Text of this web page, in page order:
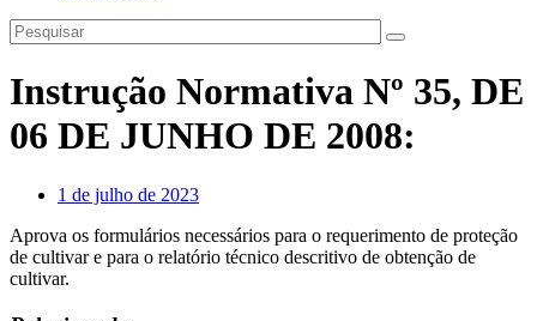
Instrução Normativa Nº 35, DE
06 DE JUNHO DE 2008:
1 de julho de 2023
Aprova os formulários necessários para o requerimento de proteção
de cultivar e para o relatório técnico descritivo de obtenção de
cultivar.